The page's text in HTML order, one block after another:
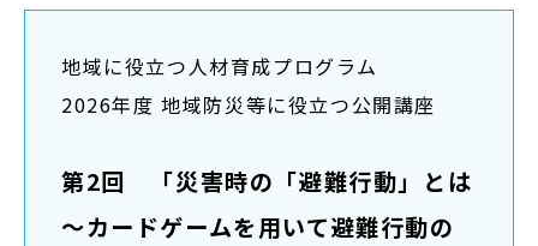
Access
通信制 大学院
受験生の方
地域に役立つ人材育成プログラム
2026年度 地域防災等に役立つ公開講座
第2回 「災害時の「避難行動」とは
～カードゲームを用いて避難行動の